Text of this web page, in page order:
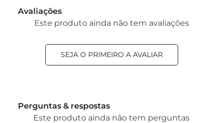
Avaliações
Este produto ainda não tem avaliações
SEJA O PRIMEIRO A AVALIAR
Perguntas & respostas
Este produto ainda não tem perguntas